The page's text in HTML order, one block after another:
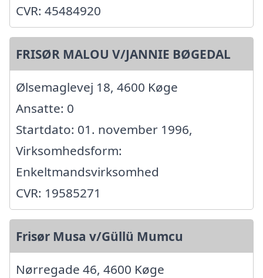
CVR: 45484920
FRISØR MALOU V/JANNIE BØGEDAL
Ølsemaglevej 18, 4600 Køge
Ansatte: 0
Startdato: 01. november 1996,
Virksomhedsform:
Enkeltmandsvirksomhed
CVR: 19585271
Frisør Musa v/Güllü Mumcu
Nørregade 46, 4600 Køge